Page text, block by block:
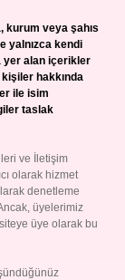
kurum veya şahıs
yalnızca kendi
yer alan içerikler
hakkında
ile isim
taslak
ve İletişim
olarak hizmet
denetleme
üyelerimiz
üye olarak bu